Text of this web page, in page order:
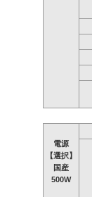
電源
【選択】
国産
500W